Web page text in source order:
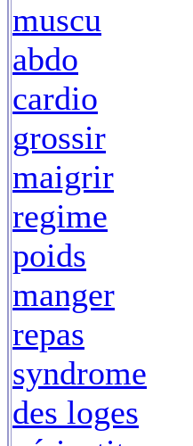
muscu
abdo
cardio
grossir
maigrir
regime
poids
manger
repas
syndrome
des loges